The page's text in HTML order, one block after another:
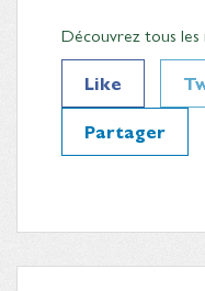
Découvrez tous les
Like
Partager